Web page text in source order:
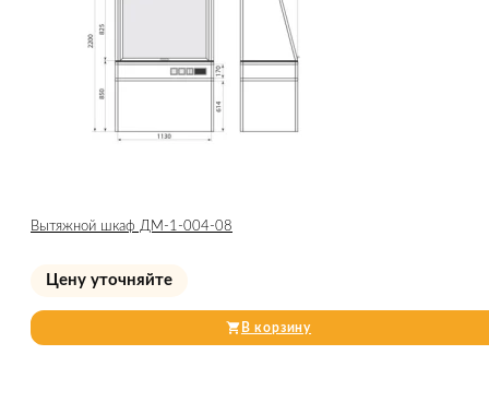
Вытяжной шкаф ДМ-1-004-08
Цену уточняйте
В корзину